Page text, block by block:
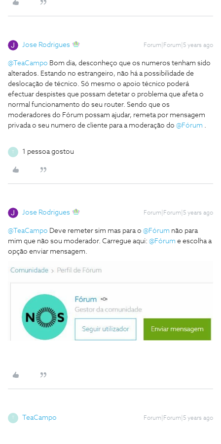
Jose Rodrigues Forum|Forum|5 years ago
@TeaCampo Bom dia, desconheço que os numeros tenham sido
alterados. Estando no estrangeiro, não há a possibilidade de
deslocação de técnico. Só mesmo o apoio técnico poderá
efectuar despistes que possam detetar o problema que afeta o
normal funcionamento do seu router. Sendo que os
moderadores do Fórum possam ajudar, remeta por mensagem
privada o seu numero de cliente para a moderação do @Fórum .
T 1 pessoa gostou
Jose Rodrigues Forum|Forum|5 years ago
@TeaCampo Deve remeter sim mas para o @Fórum não para
mim que não sou moderador. Carregue aqui: @Fórum e escolha a
opção enviar mensagem.
TeaCampo Forum|Forum|5 years ago